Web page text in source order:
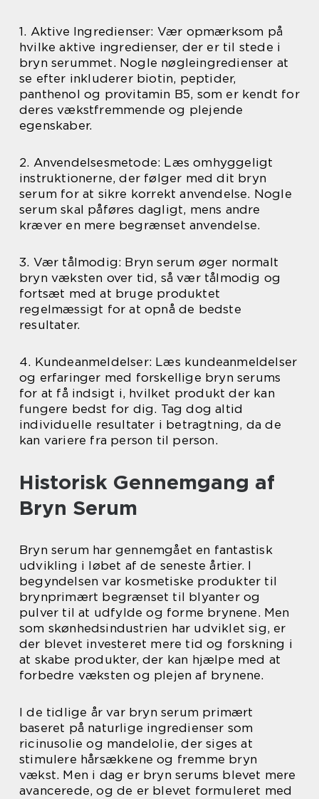
1. Aktive Ingredienser: Vær opmærksom på
hvilke aktive ingredienser, der er til stede i
bryn serummet. Nogle nøgleingredienser at
se efter inkluderer biotin, peptider,
panthenol og provitamin B5, som er kendt for
deres vækstfremmende og plejende
egenskaber.
2. Anvendelsesmetode: Læs omhyggeligt
instruktionerne, der følger med dit bryn
serum for at sikre korrekt anvendelse. Nogle
serum skal påføres dagligt, mens andre
kræver en mere begrænset anvendelse.
3. Vær tålmodig: Bryn serum øger normalt
bryn væksten over tid, så vær tålmodig og
fortsæt med at bruge produktet
regelmæssigt for at opnå de bedste
resultater.
4. Kundeanmeldelser: Læs kundeanmeldelser
og erfaringer med forskellige bryn serums
for at få indsigt i, hvilket produkt der kan
fungere bedst for dig. Tag dog altid
individuelle resultater i betragtning, da de
kan variere fra person til person.
Historisk Gennemgang af
Bryn Serum
Bryn serum har gennemgået en fantastisk
udvikling i løbet af de seneste årtier. I
begyndelsen var kosmetiske produkter til
brynprimært begrænset til blyanter og
pulver til at udfylde og forme brynene. Men
som skønhedsindustrien har udviklet sig, er
der blevet investeret mere tid og forskning i
at skabe produkter, der kan hjælpe med at
forbedre væksten og plejen af brynene.
I de tidlige år var bryn serum primært
baseret på naturlige ingredienser som
ricinusolie og mandelolie, der siges at
stimulere hårsækkene og fremme bryn
vækst. Men i dag er bryn serums blevet mere
avancerede, og de er blevet formuleret med